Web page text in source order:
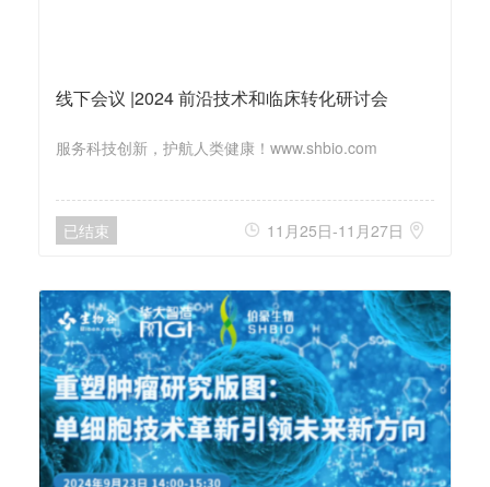
线下会议 |2024 前沿技术和临床转化研讨会
服务科技创新，护航人类健康！www.shbio.com
已结束  11月25日-11月27日 